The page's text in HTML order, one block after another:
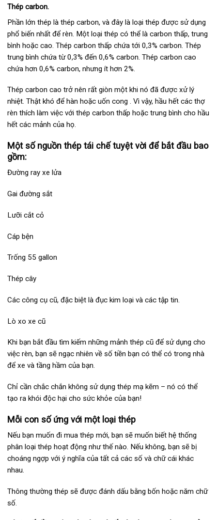
Thép carbon.
Phần lớn thép là thép carbon, và đây là loại thép được sử dụng
phổ biến nhất để rèn. Một loại thép có thể là carbon thấp, trung
bình hoặc cao. Thép carbon thấp chứa tới 0,3% carbon. Thép
trung bình chứa từ 0,3% đến 0,6% carbon. Thép carbon cao
chứa hơn 0,6% carbon, nhưng ít hơn 2%.
Thép carbon cao trở nên rất giòn một khi nó đã được xử lý
nhiệt. Thật khó để hàn hoặc uốn cong . Vì vậy, hầu hết các thợ
rèn thích làm việc với thép carbon thấp hoặc trung bình cho hầu
hết các mảnh của họ.
Một số nguồn thép tái chế tuyệt vời để bắt đầu bao
gồm:
Đường ray xe lửa
Gai đường sắt
Lưỡi cắt cỏ
Cáp bện
Trống 55 gallon
Thép cây
Các công cụ cũ, đặc biệt là đục kim loại và các tập tin.
Lò xo xe cũ
Khi bạn bắt đầu tìm kiếm những mảnh thép cũ để sử dụng cho
việc rèn, bạn sẽ ngạc nhiên về số tiền bạn có thể có trong nhà
để xe và tầng hầm của bạn.
Chỉ cần chắc chắn không sử dụng thép mạ kẽm – nó có thể
tạo ra khói độc hại cho sức khỏe của bạn!
Mỗi con số ứng với một loại thép
Nếu bạn muốn đi mua thép mới, bạn sẽ muốn biết hệ thống
phân loại thép hoạt động như thế nào. Nếu không, bạn sẽ bị
choáng ngợp với ý nghĩa của tất cả các số và chữ cái khác
nhau.
Thông thường thép sẽ được đánh dấu bằng bốn hoặc năm chữ
số.